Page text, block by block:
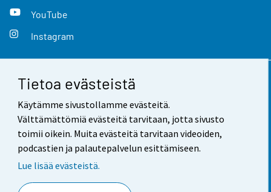
Tietoa evästeistä
Käytämme sivustollamme evästeitä.
Välttämättömiä evästeitä tarvitaan, jotta sivusto
toimii oikein. Muita evästeitä tarvitaan videoiden,
podcastien ja palautepalvelun esittämiseen.
Lue lisää evästeistä.
YouTube
Instagram
Yhteystiedot
Palaute
Käyttöehdot
Saavutettavuus